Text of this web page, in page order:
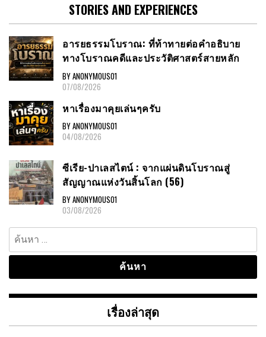
STORIES AND EXPERIENCES
อารยธรรมโบราณ: ที่ท้าทายต่อคำอธิบาย
ทางโบราณคดีและประวัติศาสตร์สายหลัก
BY ANONYMOUS01
07/08/2026
หาเรื่องมาคุยเล่นๆครับ
BY ANONYMOUS01
04/08/2026
ซีเรีย-ปาเลสไตน์ : จากแผ่นดินโบราณสู่
สัญญาณแห่งวันสิ้นโลก (56)
BY ANONYMOUS01
03/08/2026
ค้นหา
สำหรับ:
เรื่องล่าสุด